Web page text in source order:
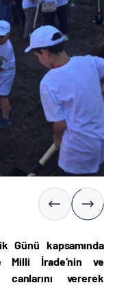
Günü kapsamında
Milli İrade’nin ve
vererek